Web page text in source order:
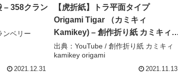
– 358クラン
ンベリー
2021.12.31
【虎折紙】トラ平面タイプ
Origami Tigar （カミキィ
Kamikey) – 創作折り紙 カミキィ
kamikey origami
出典：YouTube / 創作折り紙 カミキィ
kamikey origami
2021.11.13